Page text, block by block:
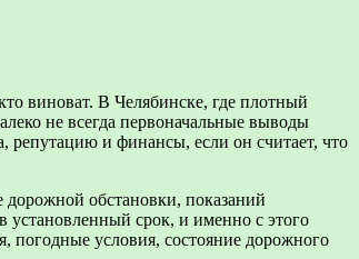
виноват. В Челябинске, где плотный
не всегда первоначальные выводы
и финансы, если он считает, что
дорожной обстановки, показаний
установленный срок, и именно с этого
погодные условия, состояние дорожного